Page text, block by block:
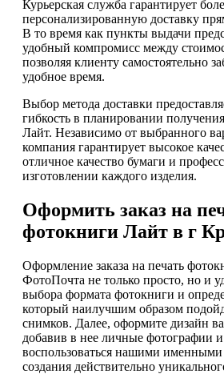
Курьерская служба гарантирует
персонализированную доставку
В то время как пункты выдачи
удобный компромисс между
позволяя клиенту самостоятельно
удобное время.
Выбор метода доставки
гибкость в планировании
Лайт. Независимо от выбранного
компания гарантирует высокое
отличное качество бумаги и
изготовлении каждого изделия.
Оформить заказ на
фотокниги Лайт в г
Оформление заказа на печать
ФотоПочта не только просто, но и
выбора формата фотокниги и
который наилучшим образом
снимков. Далее, оформите дизайн
добавив в нее личные фотографии
воспользоваться нашими
создания действительно